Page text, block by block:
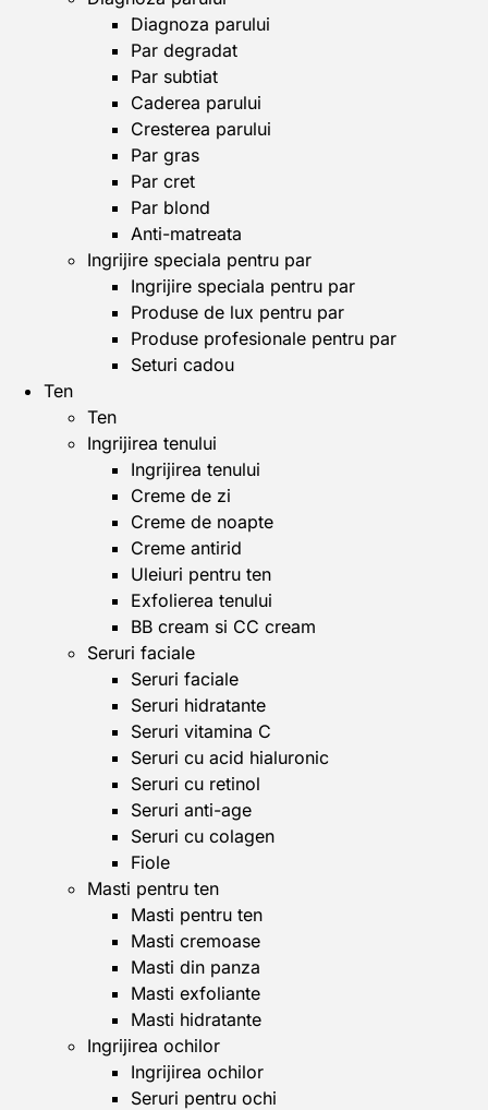
Diagnoza parului
Par degradat
Par subtiat
Caderea parului
Cresterea parului
Par gras
Par cret
Par blond
Anti-matreata
Ingrijire speciala pentru par
Ingrijire speciala pentru par
Produse de lux pentru par
Produse profesionale pentru par
Seturi cadou
Ten
Ten
Ingrijirea tenului
Ingrijirea tenului
Creme de zi
Creme de noapte
Creme antirid
Uleiuri pentru ten
Exfolierea tenului
BB cream si CC cream
Seruri faciale
Seruri faciale
Seruri hidratante
Seruri vitamina C
Seruri cu acid hialuronic
Seruri cu retinol
Seruri anti-age
Seruri cu colagen
Fiole
Masti pentru ten
Masti pentru ten
Masti cremoase
Masti din panza
Masti exfoliante
Masti hidratante
Ingrijirea ochilor
Ingrijirea ochilor
Seruri pentru ochi